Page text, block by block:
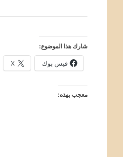
شارك هذا الموضوع:
فيس بوك X
معجب بهذه: